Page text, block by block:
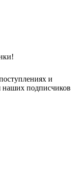
и
наших подписчиков